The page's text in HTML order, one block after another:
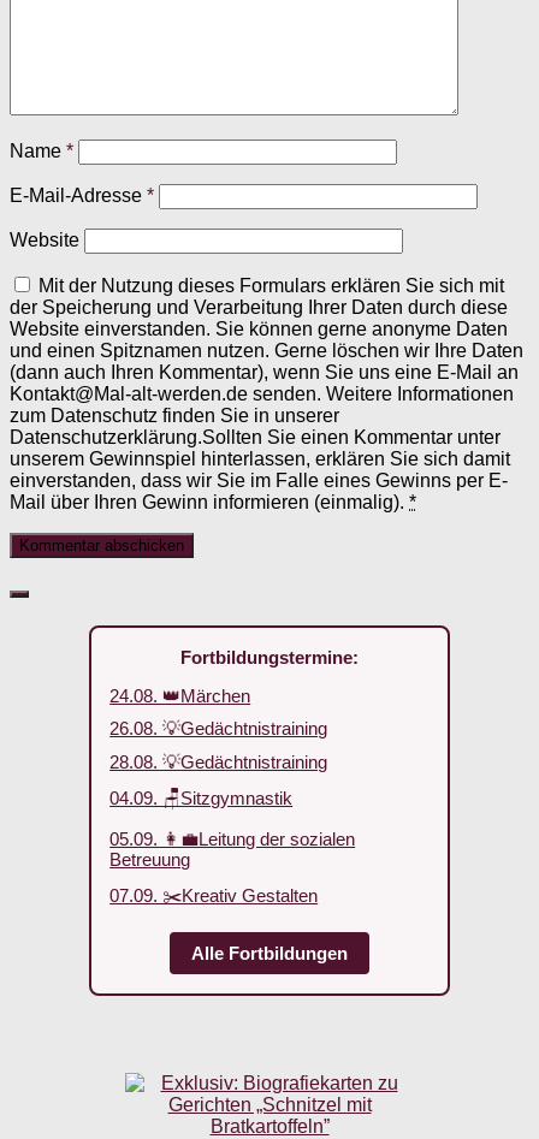
Name *
E-Mail-Adresse *
Website
Mit der Nutzung dieses Formulars erklären Sie sich mit
der Speicherung und Verarbeitung Ihrer Daten durch diese
Website einverstanden. Sie können gerne anonyme Daten
und einen Spitznamen nutzen. Gerne löschen wir Ihre Daten
(dann auch Ihren Kommentar), wenn Sie uns eine E-Mail an
Kontakt@Mal-alt-werden.de senden. Weitere Informationen
zum Datenschutz finden Sie in unserer
Datenschutzerklärung.Sollten Sie einen Kommentar unter
unserem Gewinnspiel hinterlassen, erklären Sie sich damit
einverstanden, dass wir Sie im Falle eines Gewinns per E-
Mail über Ihren Gewinn informieren (einmalig). *
Fortbildungstermine:
24.08. 👑Märchen
26.08. 💡Gedächtnistraining
28.08. 💡Gedächtnistraining
04.09. 🪑Sitzgymnastik
05.09. 👩‍💼Leitung der sozialen
Betreuung
07.09. ✂️Kreativ Gestalten
Alle Fortbildungen